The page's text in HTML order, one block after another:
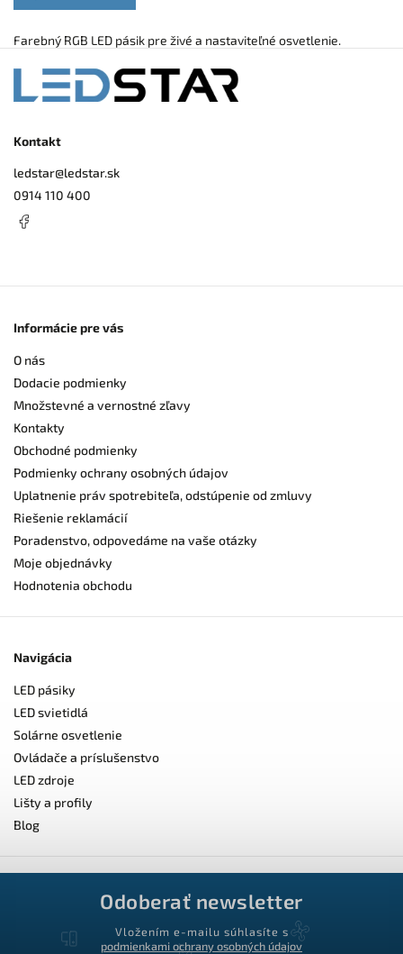
Farebný RGB LED pásik pre živé a nastaviteľné osvetlenie.
Kontakt
ledstar@ledstar.sk
0914 110 400
Informácie pre vás
O nás
Dodacie podmienky
Množstevné a vernostné zľavy
Kontakty
Obchodné podmienky
Podmienky ochrany osobných údajov
Uplatnenie práv spotrebiteľa, odstúpenie od zmluvy
Riešenie reklamácií
Poradenstvo, odpovedáme na vaše otázky
Moje objednávky
Hodnotenia obchodu
Navigácia
LED pásiky
LED svietidlá
Solárne osvetlenie
Ovládače a príslušenstvo
LED zdroje
Lišty a profily
Blog
Odoberať newsletter
Vložením e-mailu súhlasíte s
podmienkami ochrany osobných údajov